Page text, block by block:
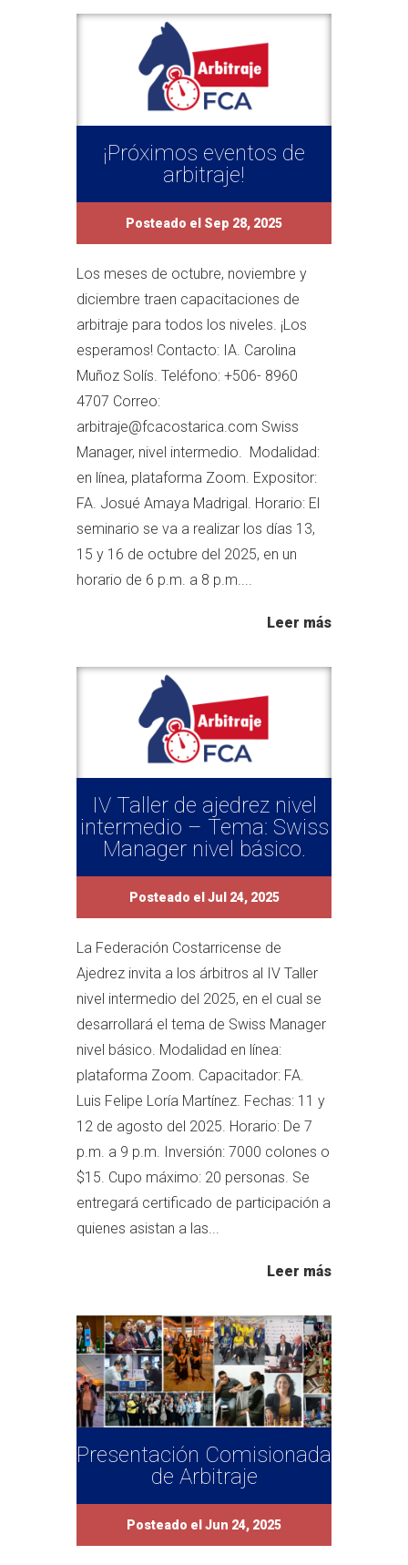
¡Próximos eventos de
arbitraje!
Posteado el Sep 28, 2025
Los meses de octubre, noviembre y
diciembre traen capacitaciones de
arbitraje para todos los niveles. ¡Los
esperamos! Contacto: IA. Carolina
Muñoz Solís. Teléfono: +506- 8960
4707 Correo:
arbitraje@fcacostarica.com Swiss
Manager, nivel intermedio. Modalidad:
en línea, plataforma Zoom. Expositor:
FA. Josué Amaya Madrigal. Horario: El
seminario se va a realizar los días 13,
15 y 16 de octubre del 2025, en un
horario de 6 p.m. a 8 p.m....
Leer más
IV Taller de ajedrez nivel
intermedio – Tema: Swiss
Manager nivel básico.
Posteado el Jul 24, 2025
La Federación Costarricense de
Ajedrez invita a los árbitros al IV Taller
nivel intermedio del 2025, en el cual se
desarrollará el tema de Swiss Manager
nivel básico. Modalidad en línea:
plataforma Zoom. Capacitador: FA.
Luis Felipe Loría Martínez. Fechas: 11 y
12 de agosto del 2025. Horario: De 7
p.m. a 9 p.m. Inversión: 7000 colones o
$15. Cupo máximo: 20 personas. Se
entregará certificado de participación a
quienes asistan a las...
Leer más
Presentación Comisionada
de Arbitraje
Posteado el Jun 24, 2025